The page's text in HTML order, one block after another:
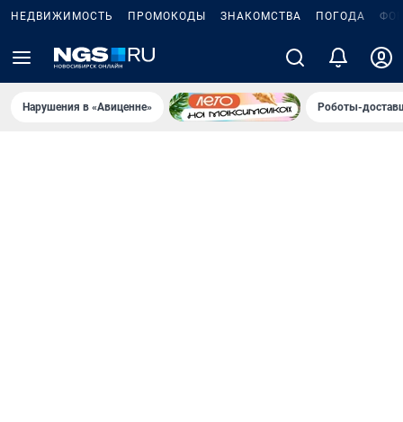
НЕДВИЖИМОСТЬ ПРОМОКОДЫ ЗНАКОМСТВА ПОГОДА
Нарушения в «Авиценне» Роботы-